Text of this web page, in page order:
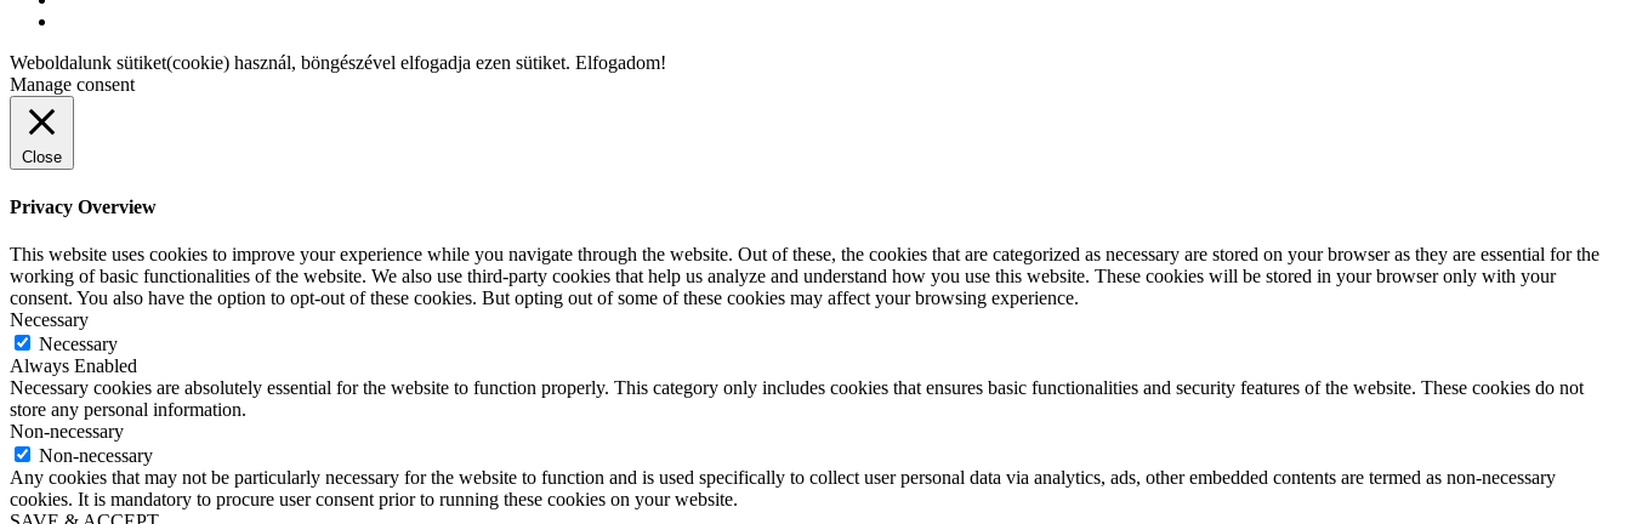
Weboldalunk sütiket(cookie) használ, böngészével elfogadja ezen sütiket. Elfogadom!
Manage consent
Close
Privacy Overview
This website uses cookies to improve your experience while you navigate through the website. Out of these, the cookies that are categorized as necessary are stored on your browser as they are essential for the
working of basic functionalities of the website. We also use third-party cookies that help us analyze and understand how you use this website. These cookies will be stored in your browser only with your
consent. You also have the option to opt-out of these cookies. But opting out of some of these cookies may affect your browsing experience.
Necessary
Necessary
Always Enabled
Necessary cookies are absolutely essential for the website to function properly. This category only includes cookies that ensures basic functionalities and security features of the website. These cookies do not
store any personal information.
Non-necessary
Non-necessary
Any cookies that may not be particularly necessary for the website to function and is used specifically to collect user personal data via analytics, ads, other embedded contents are termed as non-necessary
cookies. It is mandatory to procure user consent prior to running these cookies on your website.